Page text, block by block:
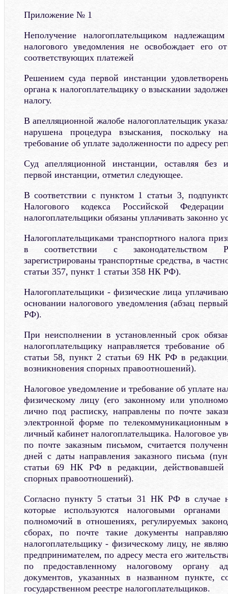
Приложение № 1
Неполучение налогоплательщиком
налогового уведомления не освобождает его
соответствующих платежей
Решением суда первой инстанции
органа к налогоплательщику о взыскании
налогу.
В апелляционной жалобе налогоплательщик
нарушена процедура взыскания, поскольку
требование об уплате задолженности по адресу
Суд апелляционной инстанции, оставляя без
первой инстанции, отметил следующее.
В соответствии с пунктом 1 статьи 3,
Налогового кодекса Российской
налогоплательщики обязаны уплачивать законно
Налогоплательщиками транспортного налога
в соответствии с законодательством
зарегистрированы транспортные средства, в
статьи 357, пункт 1 статьи 358 НК РФ).
Налогоплательщики - физические лица
основании налогового уведомления (абзац
РФ).
При неисполнении в установленный срок
налогоплательщику направляется требование
статьи 58, пункт 2 статьи 69 НК РФ в
возникновения спорных правоотношений).
Налоговое уведомление и требование об уплате
физическому лицу (его законному или
лично под расписку, направлены по почте
электронной форме по телекоммуникационным
личный кабинет налогоплательщика. Налоговое
по почте заказным письмом, считается
дней с даты направления заказного письма
статьи 69 НК РФ в редакции, действовавшей
спорных правоотношений).
Согласно пункту 5 статьи 31 НК РФ в случае
которые используются налоговыми
полномочий в отношениях, регулируемых
сборах, по почте такие документы
налогоплательщику - физическому лицу, не
предпринимателем, по адресу места его
по предоставленному налоговому органу
документов, указанных в названном пункте,
государственном реестре налогоплательщиков.